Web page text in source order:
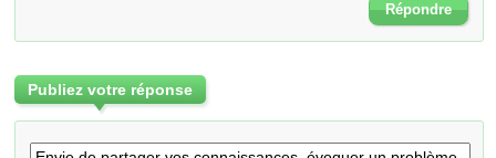
Répondre
Publiez votre réponse